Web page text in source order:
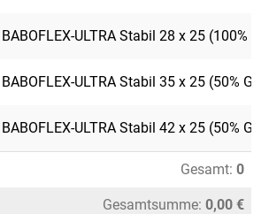
BABOFLEX-ULTRA Stabil 28 x 25 (100%
BABOFLEX-ULTRA Stabil 35 x 25 (50%
BABOFLEX-ULTRA Stabil 42 x 25 (50%
Gesamt: 0
Gesamtsumme: 0,00 €